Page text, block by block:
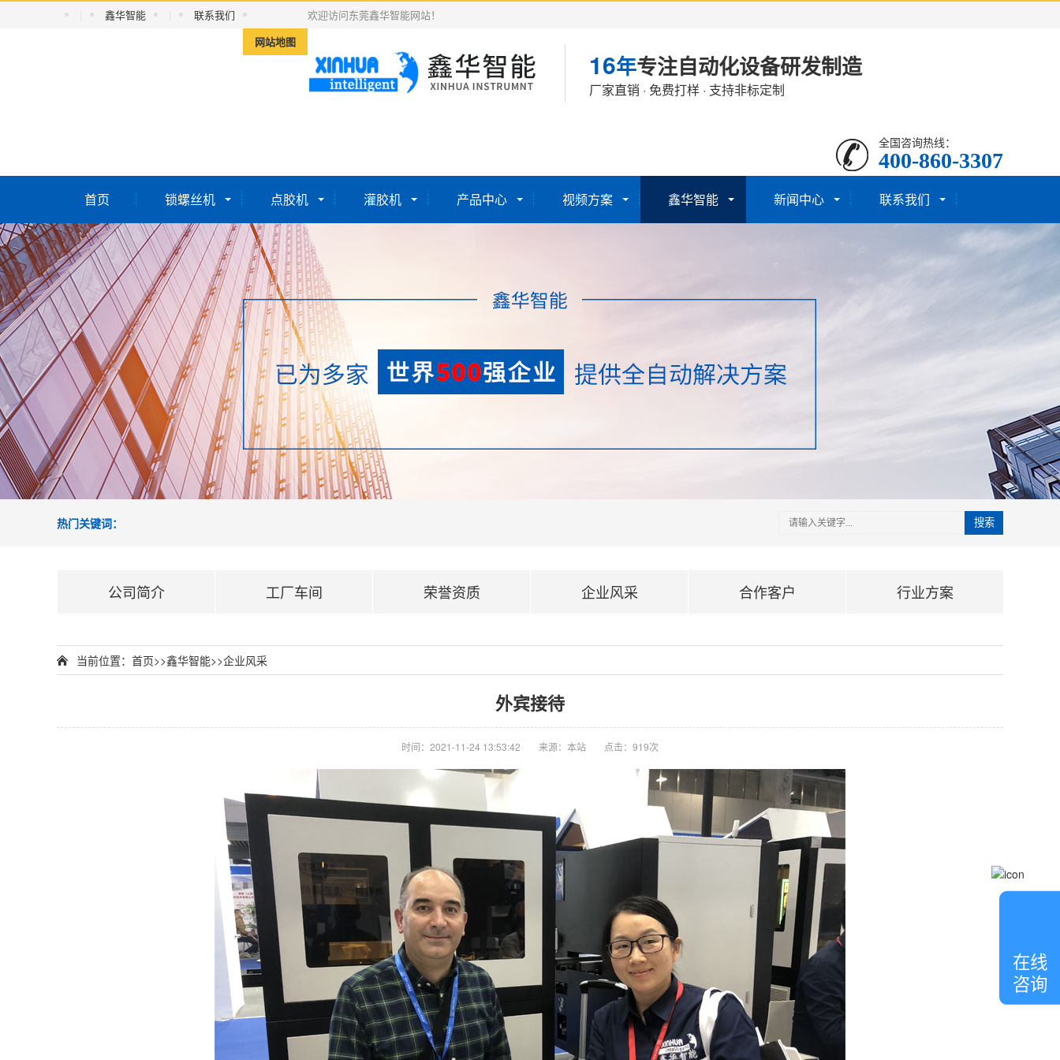
鑫华智能
联系我们
网站地图
欢迎访问东莞鑫华智能网站！
16年专注自动化设备研发制造
厂家直销 · 免费打样 · 支持非标定制
全国咨询热线：
400-860-3307
首页 锁螺丝机 点胶机 灌胶机 产品中心 视频方案 鑫华智能 新闻中心 联系我们
热门关键词： 搜索
公司简介 工厂车间 荣誉资质 企业风采 合作客户 行业方案
当前位置： 首页>>鑫华智能>>企业风采
外宾接待
时间：2021-11-24 13:53:42 来源：本站 点击：919次
客
服
在线
咨询